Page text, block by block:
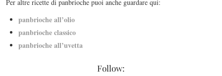
Per altre ricette di panbrioche puoi anche guardare qui:
panbrioche all’olio
panbrioche classico
panbrioche all’uvetta
Follow: